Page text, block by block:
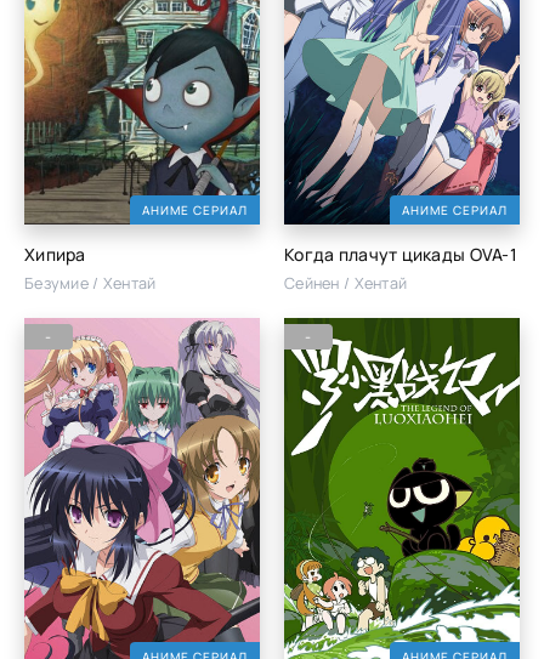
АНИМЕ СЕРИАЛ
Хипира
Безумие / Хентай
АНИМЕ СЕРИАЛ
Когда плачут цикады OVA-1
Сейнен / Хентай
- -